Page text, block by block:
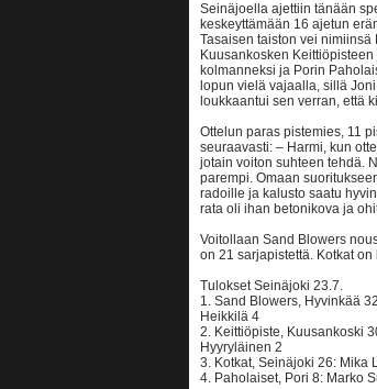
Seinäjoella ajettiin tänään
keskeyttämään 16 ajetun
Tasaisen taiston vei
Kuusankosken
kolmanneksi ja Porin
lopun vielä vajaalla, sillä
loukkaantui sen verran, että
Ottelun paras pistemies, 11
seuraavasti: – Harmi, kun
jotain voiton suhteen tehdä.
parempi. Omaan
radoille ja kalusto saatu
rata oli ihan betonikova ja
Voitollaan Sand Blowers
on 21 sarjapistettä. Kotkat
Tulokset Seinäjoki 23.7.
1. Sand Blowers, Hyvinkää
Heikkilä 4
2. Keittiöpiste, Kuusankoski
Hyyryläinen 2
3. Kotkat, Seinäjoki 26: Mika
4. Paholaiset, Pori 8: Marko